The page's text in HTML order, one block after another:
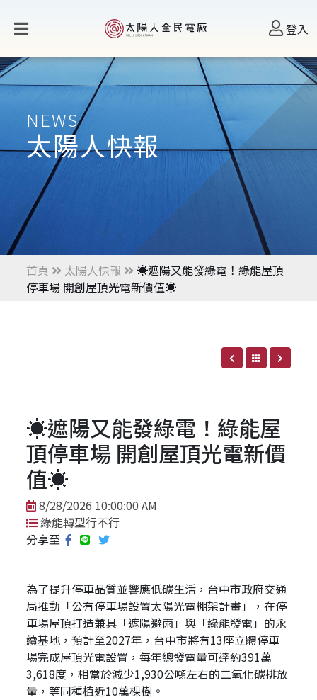
登入
NEWS
太陽人快報
首頁 太陽人快報
☀️遮陽又能發綠電！綠能屋頂
停車場 開創屋頂光電新價值☀️
☀️遮陽又能發綠電！綠能屋
頂停車場 開創屋頂光電新價
值☀️
8/28/2026 10:00:00 AM
綠能轉型行不行
分享至
為了提升停車品質並響應低碳生活，台中市政府交通
局推動「公有停車場設置太陽光電棚架計畫」，在停
車場屋頂打造兼具「遮陽避雨」與「綠能發電」的永
續基地，預計至2027年，台中市將有13座立體停車
場完成屋頂光電設置，每年總發電量可達約391萬
3,618度，相當於減少1,930公噸左右的二氧化碳排放
量，等同種植近10萬棵樹。